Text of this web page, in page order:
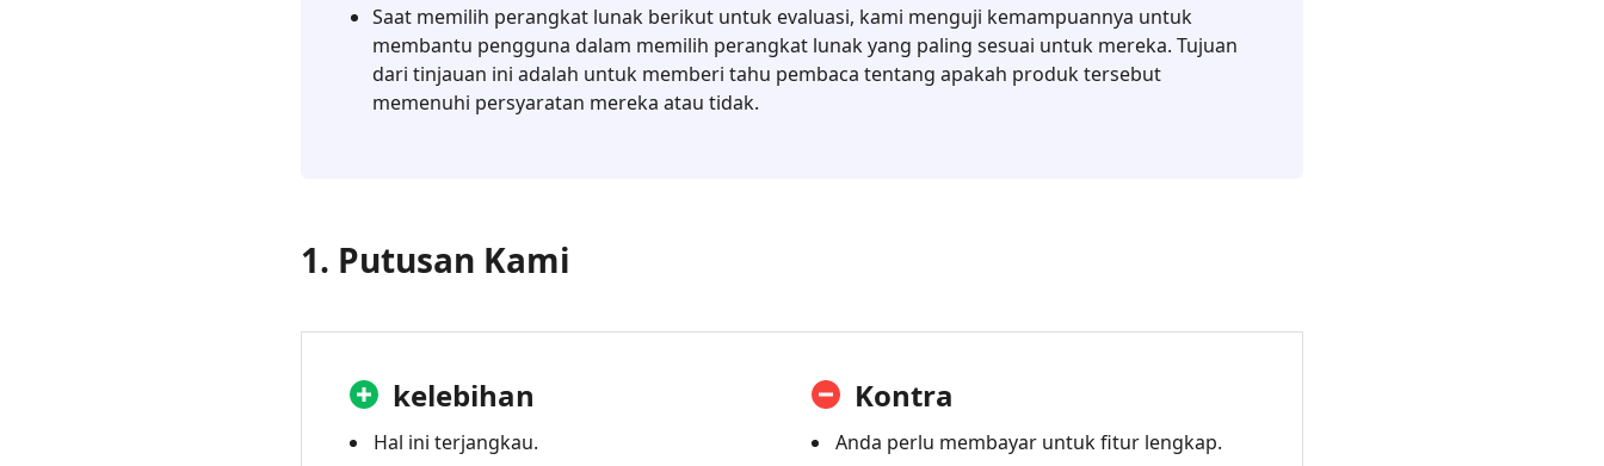
FAQ
dari
Aiseesoft
Phone
Aiseesoft
Saat memilih perangkat lunak berikut untuk evaluasi, kami menguji kemampuannya untuk
membantu pengguna dalam memilih perangkat lunak yang paling sesuai untuk mereka. Tujuan
dari tinjauan ini adalah untuk memberi tahu pembaca tentang apakah produk tersebut
memenuhi persyaratan mereka atau tidak.
1. Putusan Kami
kelebihan
Hal ini terjangkau.
Kontra
Anda perlu membayar untuk fitur lengkap.